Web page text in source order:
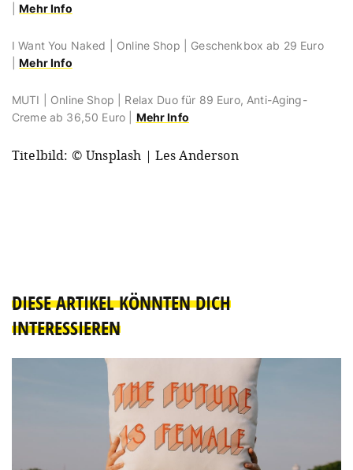
|Mehr Info
I Want You Naked | Online Shop | Geschenkbox ab 29 Euro
|Mehr Info
MUTI | Online Shop | Relax Duo für 89 Euro, Anti-Aging-
Creme ab 36,50 Euro | Mehr Info
Titelbild: © Unsplash | Les Anderson
DIESE ARTIKEL KÖNNTEN DICH
INTERESSIEREN